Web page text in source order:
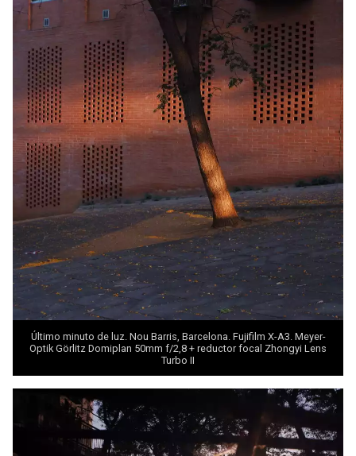
Último minuto de luz. Nou Barris, Barcelona. Fujifilm X-A3. Meyer-
Optik Görlitz Domiplan 50mm f/2,8 + reductor focal Zhongyi Lens
Turbo II